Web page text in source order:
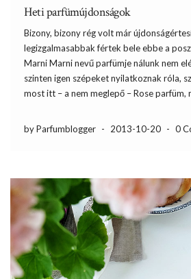
Heti parfümújdonságok
Bizony, bizony rég volt már
legizgalmasabbak fértek bele ebbe a
Marni Marni nevű parfümje nálunk nem
szinten igen szépeket nyilatkoznak róla,
most itt – a nem meglepő – Rose parfüm,
by Parfumblogger - 2013-10-20 - 0